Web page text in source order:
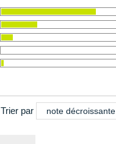
12 mg (15% RDA)
Trier par note décroissante